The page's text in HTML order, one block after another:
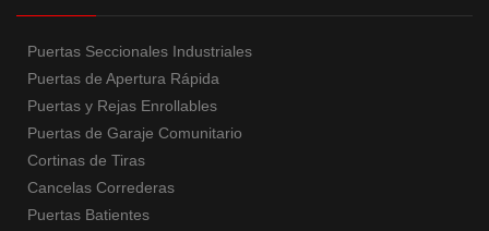
Puertas Seccionales Industriales
Puertas de Apertura Rápida
Puertas y Rejas Enrollables
Puertas de Garaje Comunitario
Cortinas de Tiras
Cancelas Correderas
Puertas Batientes